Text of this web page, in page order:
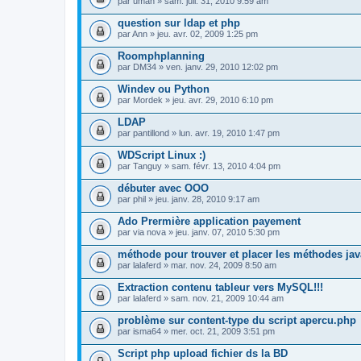
question sur ldap et php
parAnn » jeu. avr. 02, 2009 1:25 pm
Roomphplanning
par DM34 » ven. janv. 29, 2010 12:02 pm
Windev ou Python
par Mordek » jeu. avr. 29, 2010 6:10 pm
LDAP
par pantillond » lun. avr. 19, 2010 1:47 pm
WDScript Linux :)
par Tanguy » sam. févr. 13, 2010 4:04 pm
débuter avec OOO
par phil » jeu. janv. 28, 2010 9:17 am
Ado Prermière application payement
par via nova » jeu. janv. 07, 2010 5:30 pm
méthode pour trouver et placer les méthodes
par lalaferd » mar. nov. 24, 2009 8:50 am
Extraction contenu tableur vers MySQL!!!
par lalaferd » sam. nov. 21, 2009 10:44 am
problème sur content-type du script apercu.php
par isma64 » mer. oct. 21, 2009 3:51 pm
Script php upload fichier ds la BD